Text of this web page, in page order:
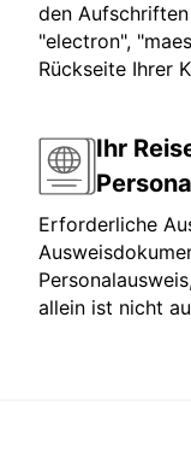
den
"electron",
Rückseite Ihrer
Ihr
Erforderliche
allein ist nicht